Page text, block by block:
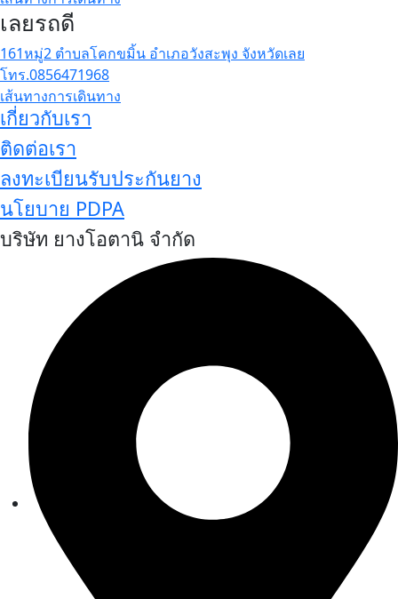
เลยรถดี
161หมู่2 ตำบลโคกขมิ้น อำเภอวังสะพุง จังหวัดเลย
โทร.0856471968
เส้นทางการเดินทาง
เกี่ยวกับเรา
ติดต่อเรา
ลงทะเบียนรับประกันยาง
นโยบาย PDPA
บริษัท ยางโอตานิ จำกัด